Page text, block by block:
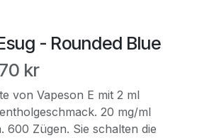
- Rounded Blue
kr
von Vapeson E mit 2 ml
20 mg/ml
600 Zügen. Sie schalten die